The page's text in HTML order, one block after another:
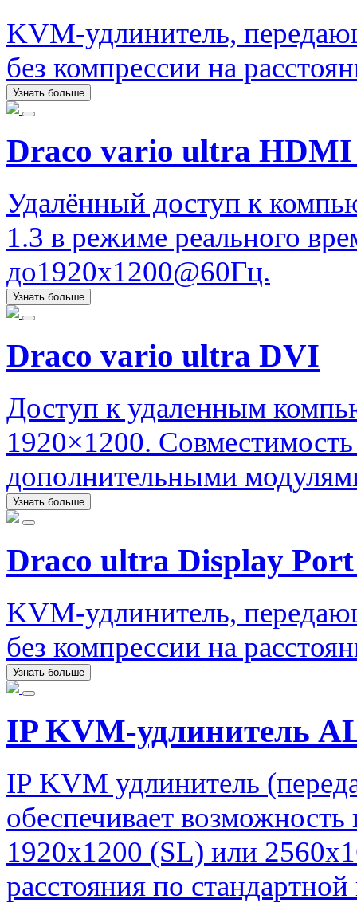
KVM-удлинитель,
без компрессии на
Узнать больше
Draco vario ultra HDMI
Удалённый доступ к
1.3 в режиме реального
до1920x1200@60Гц.
Узнать больше
Draco vario ultra DVI
Доступ к удаленным
1920×1200.
дополнительными
Узнать больше
Draco ultra Display Port
KVM-удлинитель,
без компрессии на
Узнать больше
IP KVM-удлинитель
IP KVM удлинитель
обеспечивает
1920х1200 (SL) или
расстояния по